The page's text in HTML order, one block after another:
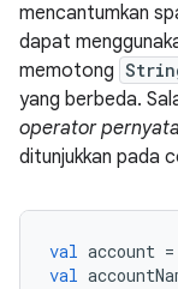
mencantumkan
dapat
memotong
yang berbeda.
operator
ditunjukkan pada
val account =
val